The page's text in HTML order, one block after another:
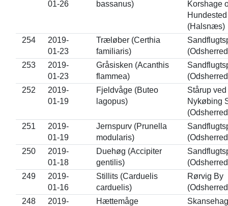
01-26
bassanus)
Korshage
Hundested
(Halsnæs)
254
2019-
01-23
Træløber (Certhia
familiaris)
253
2019-
01-23
Gråsisken (Acanthis
flammea)
252
2019-
01-19
Fjeldvåge (Buteo
lagopus)
Stårup ved
Nykøbing
251
2019-
01-19
Jernspurv (Prunella
modularis)
250
2019-
01-18
Duehøg (Accipiter
gentilis)
249
2019-
01-16
Stillits (Carduelis
carduelis)
Rørvig By
248
2019-
Hættemåge